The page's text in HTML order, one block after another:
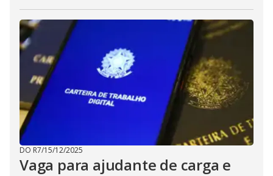
DO R7/15/12/2025
Vaga para ajudante de carga e